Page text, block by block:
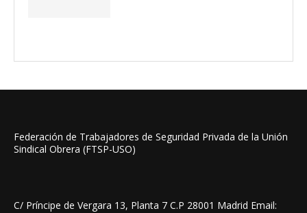
Federación de Trabajadores de Seguridad Privada de la Unión
Sindical Obrera (FTSP-USO)
C/ Príncipe de Vergara 13, Planta 7 C.P 28001 Madrid Email: